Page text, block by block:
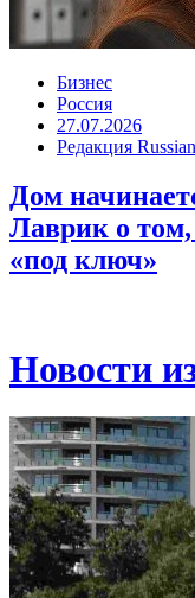
Бизнес
Россия
27.07.2026
Редакция
Дом
Лаврик о
«под ключ»
Новости